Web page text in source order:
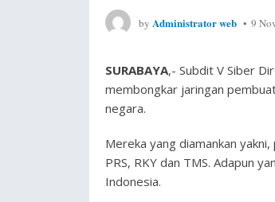
by Administrator web 9
SURABAYA,- Subdit V Siber
membongkar jaringan
negara.
Mereka yang diamankan
PRS, RKY dan TMS. Adapun
Indonesia.